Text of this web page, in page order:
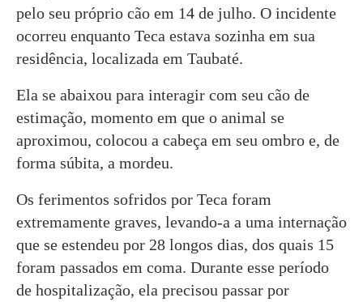
pelo seu próprio cão em 14 de julho. O incidente
ocorreu enquanto Teca estava sozinha em sua
residência, localizada em Taubaté.
Ela se abaixou para interagir com seu cão de
estimação, momento em que o animal se
aproximou, colocou a cabeça em seu ombro e, de
forma súbita, a mordeu.
Os ferimentos sofridos por Teca foram
extremamente graves, levando-a a uma internação
que se estendeu por 28 longos dias, dos quais 15
foram passados em coma. Durante esse período
de hospitalização, ela precisou passar por